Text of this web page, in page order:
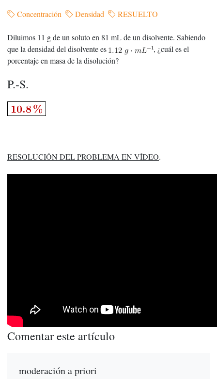
Concentración Densidad RESUELTO
Diluimos 11 g de un soluto en 81 mL de un disolvente. Sabiendo
que la densidad del disolvente es
, ¿cuál es el
porcentaje en masa de la disolución?
P.-S.
RESOLUCIÓN DEL PROBLEMA EN VÍDEO.
Comentar este artículo
moderación a priori